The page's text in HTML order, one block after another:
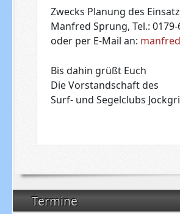
Termine
Zwecks Planung des
Manfred Sprung, Tel.: 0179-
oder per E-Mail an:
Bis dahin grüßt Euch
Die Vorstandschaft des
Surf- und Segelclubs